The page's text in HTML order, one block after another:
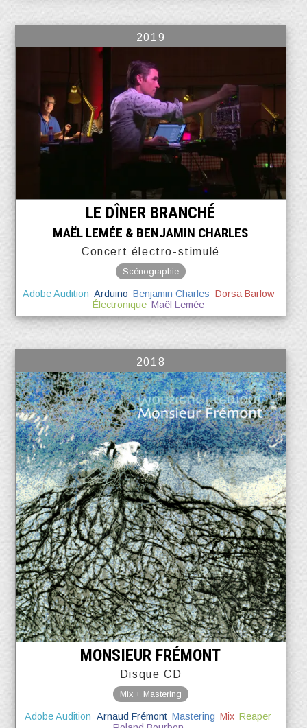
2019
LE DÎNER BRANCHÉ
MAËL LEMÉE & BENJAMIN CHARLES
Concert électro-stimulé
Scénographie
Adobe Audition Arduino Benjamin Charles Dorsa Barlow
Électronique Maël Lemée
2018
MONSIEUR FRÉMONT
Disque CD
Mix + Mastering
Adobe Audition Arnaud Frémont Mastering Mix Reaper